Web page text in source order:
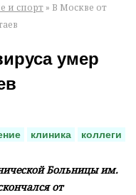
и спорт » В Москве от
умер
клиника
коллеги
Больницы им.
от